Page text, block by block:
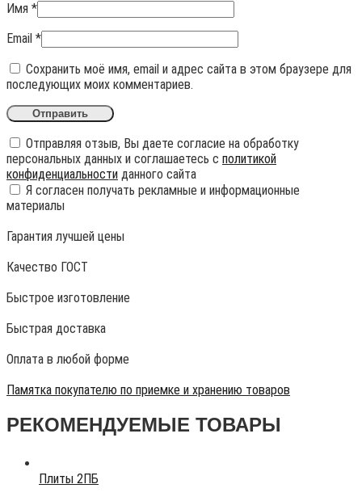
Имя *
Email *
Сохранить моё имя, email и адрес сайта в этом браузере для
последующих моих комментариев.
Отправляя отзыв, Вы даете согласие на обработку
персональных данных и соглашаетесь с политикой
конфиденциальности данного сайта
Я согласен получать рекламные и информационные
материалы
Гарантия лучшей цены
Качество ГОСТ
Быстрое изготовление
Быстрая доставка
Оплата в любой форме
Памятка покупателю по приемке и хранению товаров
РЕКОМЕНДУЕМЫЕ ТОВАРЫ
Плиты 2ПБ